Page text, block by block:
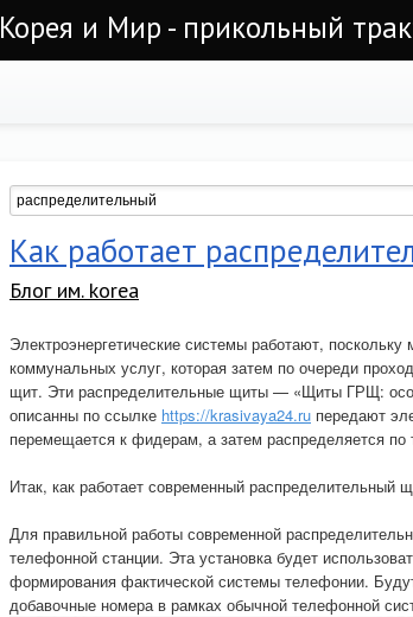
Корея и Мир - прикольный
Как работает
Блог им. korea
Электроэнергетические системы работают,
коммунальных услуг, которая затем по очереди
щит. Эти распределительные щиты — «Щиты ГРЩ:
описанны по ссылке https://krasivaya24.ru передают
перемещается к фидерам, а затем распределяется по
Итак, как работает современный распределительный
Для правильной работы современной
телефонной станции. Эта установка будет
формирования фактической системы телефонии.
добавочные номера в рамках обычной телефонной